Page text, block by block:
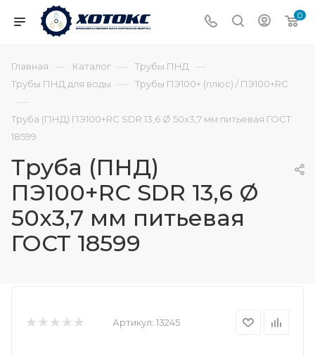
0
Главная — Каталог — Трубы ПНД —
Трубы ПНД для воды — Трубы ПЭ100+ (плюс) / ПЭ100+RC
—
Труба (ПНД) ПЭ100+RC SDR 13,6 Ø 50х3,7 мм питьевая ГОСТ
18599
Труба (ПНД)
ПЭ100+RC SDR 13,6 Ø
50х3,7 мм питьевая
ГОСТ 18599
Артикул: 13245